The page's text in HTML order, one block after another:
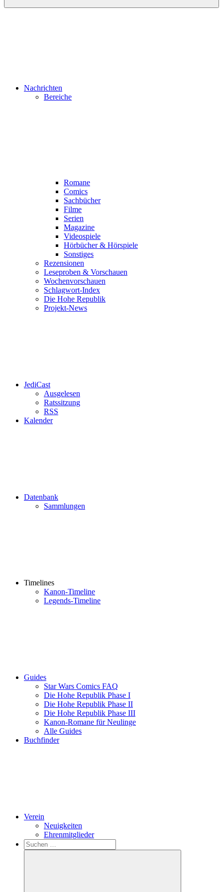
Nachrichten
Bereiche
Romane
Comics
Sachbücher
Filme
Serien
Magazine
Videospiele
Hörbücher & Hörspiele
Sonstiges
Rezensionen
Leseproben & Vorschauen
Wochenvorschauen
Schlagwort-Index
Die Hohe Republik
Projekt-News
JediCast
Ausgelesen
Ratssitzung
RSS
Kalender
Datenbank
Sammlungen
Timelines
Kanon-Timeline
Legends-Timeline
Guides
Star Wars Comics FAQ
Die Hohe Republik Phase I
Die Hohe Republik Phase II
Die Hohe Republik Phase III
Kanon-Romane für Neulinge
Alle Guides
Buchfinder
Verein
Neuigkeiten
Ehrenmitglieder
Search
Suchen
nach: